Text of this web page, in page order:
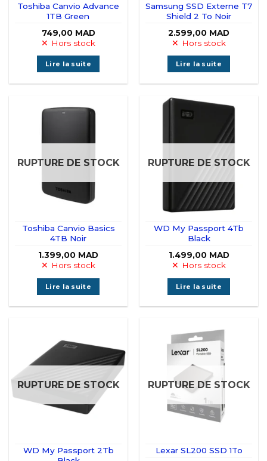
Toshiba Canvio Advance
1TB Green
749,00 MAD
Hors stock
Lire la suite
Samsung SSD Externe T7
Shield 2 To Noir
2.599,00 MAD
Hors stock
Lire la suite
RUPTURE DE STOCK
Toshiba Canvio Basics
4TB Noir
1.399,00 MAD
Hors stock
Lire la suite
RUPTURE DE STOCK
WD My Passport 4Tb
Black
1.499,00 MAD
Hors stock
Lire la suite
RUPTURE DE STOCK
WD My Passport 2Tb
RUPTURE DE STOCK
Lexar SL200 SSD 1To